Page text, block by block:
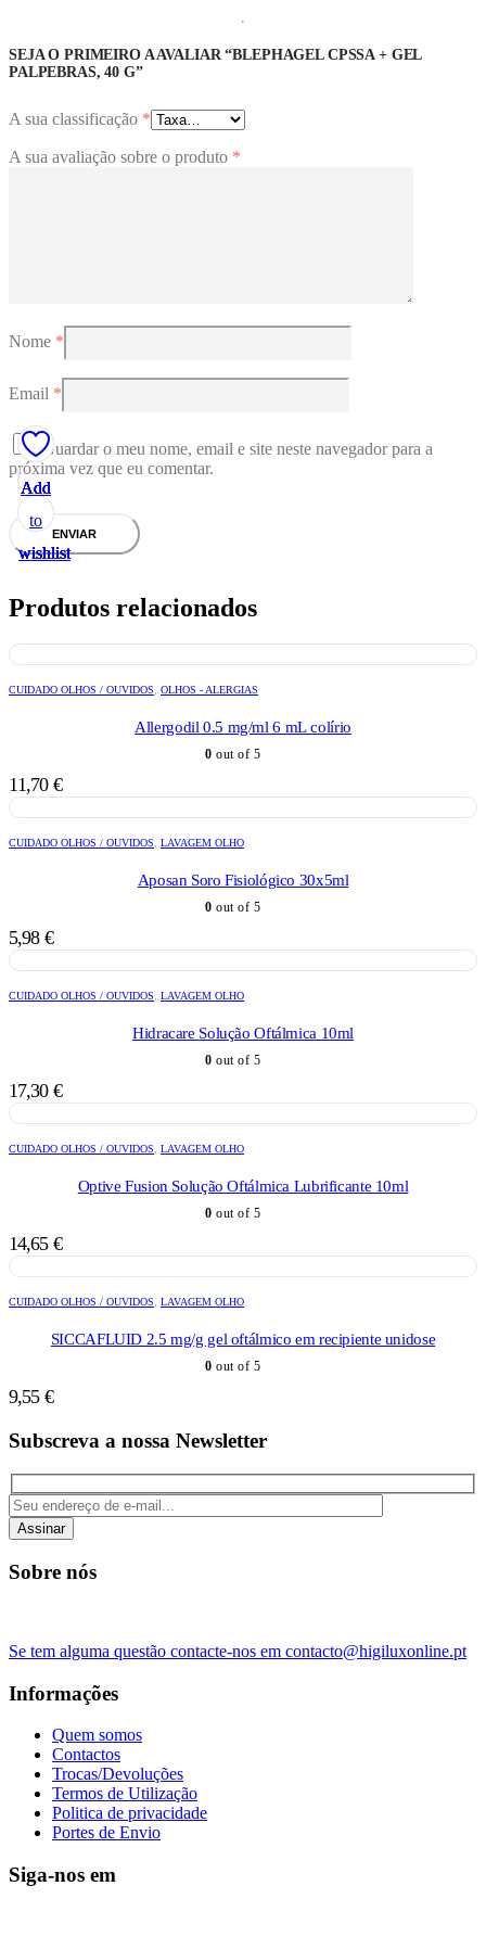
SEJA O PRIMEIRO A AVALIAR “BLEPHAGEL CPSSA + GEL
PALPEBRAS, 40 G”
A sua classificação *
A sua avaliação sobre o produto *
Nome *
Email *
Guardar o meu nome, email e site neste navegador para a
próxima vez que eu comentar.
Produtos relacionados
Add
to
wishlist
CUIDADO OLHOS / OUVIDOS, OLHOS - ALERGIAS
Allergodil 0.5 mg/ml 6 mL colírio
0 out of 5
11,70 €
Add
to
wishlist
CUIDADO OLHOS / OUVIDOS, LAVAGEM OLHO
Aposan Soro Fisiológico 30x5ml
0 out of 5
5,98 €
Add
to
wishlist
CUIDADO OLHOS / OUVIDOS, LAVAGEM OLHO
Hidracare Solução Oftálmica 10ml
0 out of 5
17,30 €
Add
to
wishlist
CUIDADO OLHOS / OUVIDOS, LAVAGEM OLHO
Optive Fusion Solução Oftálmica Lubrificante 10ml
0 out of 5
14,65 €
Add
to
wishlist
CUIDADO OLHOS / OUVIDOS, LAVAGEM OLHO
SICCAFLUID 2.5 mg/g gel oftálmico em recipiente unidose
0 out of 5
9,55 €
Subscreva a nossa Newsletter
Assinar
Sobre nós
Se tem alguma questão contacte-nos em contacto@higiluxonline.pt
Informações
Quem somos
Contactos
Trocas/Devoluções
Termos de Utilização
Politica de privacidade
Portes de Envio
Siga-nos em